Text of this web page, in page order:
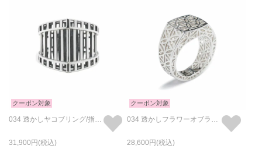
クーポン対象
034 透かしヤコブリング/指輪 - シルバー
31,900
クーポン対象
034 透かしフラワーオブライフリング/指輪 - シルバー
28,600